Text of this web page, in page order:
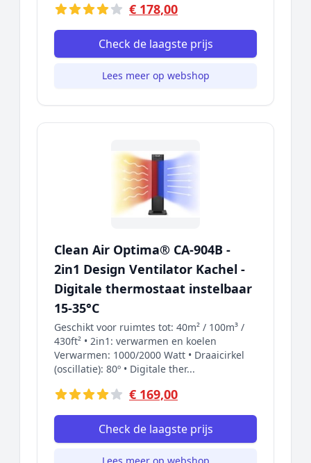
€ 178,00
Check de laagste prijs
Lees meer op webshop
Clean Air Optima® CA-904B -
2in1 Design Ventilator Kachel -
Digitale thermostaat instelbaar
15-35°C
Geschikt voor ruimtes tot: 40m² / 100m³ /
430ft² • 2in1: verwarmen en koelen
Verwarmen: 1000/2000 Watt • Draaicirkel
(oscillatie): 80º • Digitale ther...
€ 169,00
Check de laagste prijs